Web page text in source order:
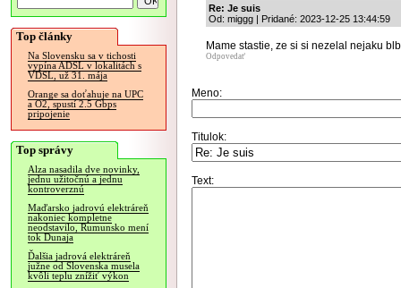
Top články
Na Slovensku sa v tichosti
vypína ADSL v lokalitách s
VDSL, už 31. mája
Orange sa doťahuje na UPC
a O2, spustí 2.5 Gbps
pripojenie
Top správy
Alza nasadila dve novinky,
jednu užitočnú a jednu
kontroverznú
Maďarsko jadrovú elektráreň
nakoniec kompletne
neodstavilo, Rumunsko mení
tok Dunaja
Ďalšia jadrová elektráreň
južne od Slovenska musela
kvôli teplu znížiť výkon
Re: Je suis
Od: miggg | Pridané: 2023-12-25 13:44:59
Mame stastie, ze si si nezelal nejaku
Odpovedať
Meno:
Titulok:
Text: